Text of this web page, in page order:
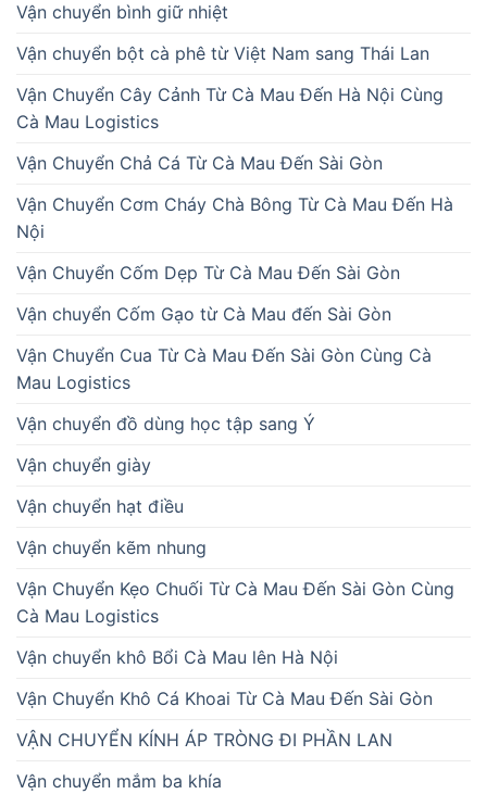
Vận chuyển bình giữ nhiệt
Vận chuyển bột cà phê từ Việt Nam sang Thái Lan
Vận Chuyển Cây Cảnh Từ Cà Mau Đến Hà Nội Cùng
Cà Mau Logistics
Vận Chuyển Chả Cá Từ Cà Mau Đến Sài Gòn
Vận Chuyển Cơm Cháy Chà Bông Từ Cà Mau Đến Hà
Nội
Vận Chuyển Cốm Dẹp Từ Cà Mau Đến Sài Gòn
Vận chuyển Cốm Gạo từ Cà Mau đến Sài Gòn
Vận Chuyển Cua Từ Cà Mau Đến Sài Gòn Cùng Cà
Mau Logistics
Vận chuyển đồ dùng học tập sang Ý
Vận chuyển giày
Vận chuyển hạt điều
Vận chuyển kẽm nhung
Vận Chuyển Kẹo Chuối Từ Cà Mau Đến Sài Gòn Cùng
Cà Mau Logistics
Vận chuyển khô Bổi Cà Mau lên Hà Nội
Vận Chuyển Khô Cá Khoai Từ Cà Mau Đến Sài Gòn
VẬN CHUYỂN KÍNH ÁP TRÒNG ĐI PHẦN LAN
Vận chuyển mắm ba khía